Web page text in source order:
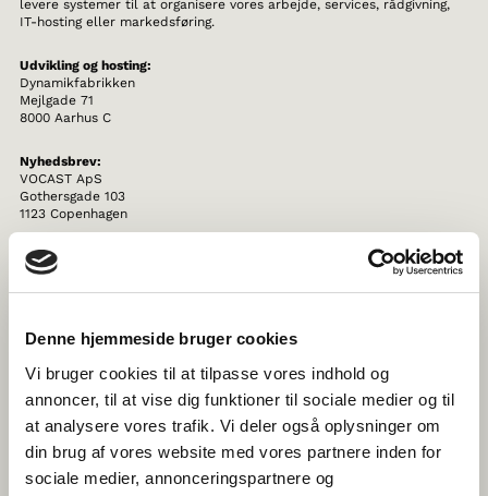
Denne hjemmeside bruger cookies
Vi bruger cookies til at tilpasse vores indhold og
annoncer, til at vise dig funktioner til sociale medier og til
at analysere vores trafik. Vi deler også oplysninger om
din brug af vores website med vores partnere inden for
sociale medier, annonceringspartnere og
levere systemer til at organisere vores arbejde, services, rådgivning,
IT-hosting eller markedsføring.
Udvikling og hosting:
Dynamikfabrikken
Mejlgade 71
8000 Aarhus C
Nyhedsbrev:
VOCAST ApS
Gothersgade 103
1123 Copenhagen
Det er vores ansvar at sikre, at dine personoplysninger behandles
ordentligt. Derfor stiller vi høje krav til vores samarbejdspartnere, og
vores partnere skal garantere, at dine personoplysninger er beskyttet.
Vi indgår derfor aftaler herom med virksomheder (databehandlere),
sikkerheden af dine personoplysninger.
VIDEREGIVELSE AF PERSONOPLYSNINGER
Vi videregiver ikke dine personoplysninger til tredjemand.